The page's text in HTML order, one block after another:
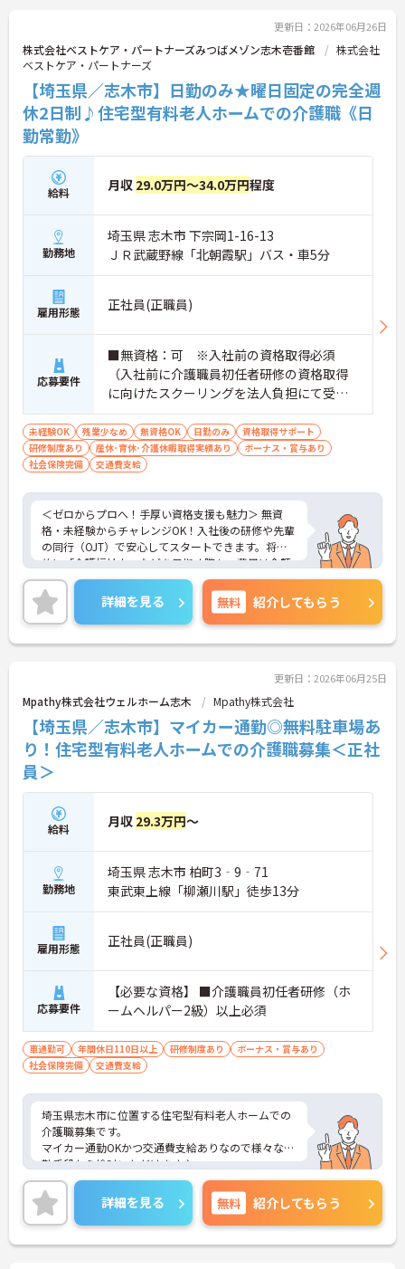
更新日：2026年06月26日
株式会社ベストケア・パートナーズみつばメゾン志木壱番館
株式会社
ベストケア・パートナーズ
【埼玉県／志木市】日勤のみ★曜日固定の完全週
休2日制♪住宅型有料老人ホームでの介護職《日
勤常勤》
給料 月収 29.0万円～34.0万円程度
勤務地
埼玉県 志木市 下宗岡1-16-13
ＪＲ武蔵野線「北朝霞駅」バス・車5分
雇用形態 正社員(正職員)
応募要件
■無資格：可 ※入社前の資格取得必須
（入社前に介護職員初任者研修の資格取得
に向けたスクーリングを法人負担にて受講
していただきます。） ■実務経験：不問
未経験OK 残業少なめ 無資格OK 日勤のみ
資格取得サポート
研修制度あり
産休･育休･介護休暇取得実績あり
ボーナス・賞与あり
社会保険完備
交通費支給
＜ゼロからプロへ！手厚い資格支援も魅力＞ 無資
格・未経験からチャレンジOK！入社後の研修や先輩
の同行（OJT）で安心してスタートできます。将来
的に「介護福祉士」などを目指す際も、費用は全額
会社負担。一人ひとりの「学びたい」を全力で応援
します！
＜高収入＆選べる休みで充実＞ 月給32万円（夜勤あ
り）の厚待遇に加え、基本的に定時退社OK♪休日は
曜日固定の「完全週休2日制」で予定が立てやす
り稼いでしっかり休む、メリハリある働き方が可能
です。
＜意見を言い合えるフラットな関係＞ 気付きや提案
を遠慮なく共有できる、風通しの良い職場です。ご
利用者様の小さな変化を見逃さない「観察眼」を大
切にし、スタッフ同士も互いに配慮し合える温かい
関係性を築いています。
詳細を見る 無料 紹介してもらう
更新日：2026年06月25日
Mpathy株式会社ウェルホーム志木 Mpathy株式会社
【埼玉県／志木市】マイカー通勤◎無料駐車場あ
り！住宅型有料老人ホームでの介護職募集＜正社
員＞
給料 月収 29.3万円～
勤務地
埼玉県 志木市 柏町3‐9‐71
東武東上線「柳瀬川駅」徒歩13分
雇用形態 正社員(正職員)
応募要件
【必要な資格】 ■介護職員初任者研修（ホ
ームヘルパー2級）以上必須
車通勤可 年間休日110日以上 研修制度あり
ボーナス・賞与あり
社会保険完備
交通費支給
埼玉県志木市に位置する住宅型有料老人ホームでの
介護職募集です。
マイカー通勤OKかつ交通費支給ありなので様々な通
勤手段から検討いただけます♪
ご興味のある方はご面接のポイントお伝えしますの
でご気軽にお問合せください。
詳細を見る 無料 紹介してもらう